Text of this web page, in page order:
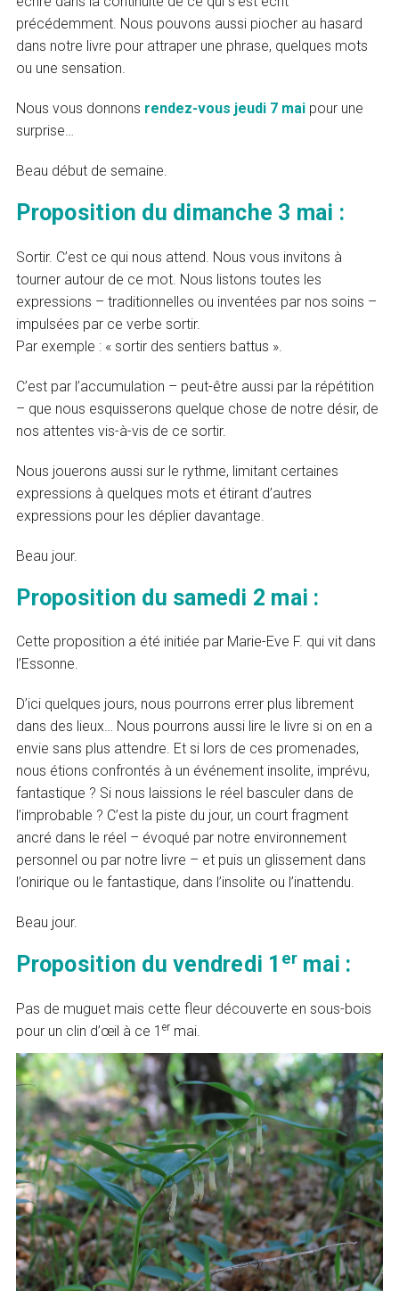
précédemment. Nous pouvons aussi piocher au hasard
dans notre livre pour attraper une phrase, quelques mots
ou une sensation.
Nous vous donnons rendez-vous jeudi 7 mai pour une
surprise…
Beau début de semaine.
Proposition du dimanche 3 mai :
Sortir. C’est ce qui nous attend. Nous vous invitons à
tourner autour de ce mot. Nous listons toutes les
expressions – traditionnelles ou inventées par nos soins –
impulsées par ce verbe sortir.
Par exemple : « sortir des sentiers battus ».
C’est par l’accumulation – peut-être aussi par la répétition
– que nous esquisserons quelque chose de notre désir, de
nos attentes vis-à-vis de ce sortir.
Nous jouerons aussi sur le rythme, limitant certaines
expressions à quelques mots et étirant d’autres
expressions pour les déplier davantage.
Beau jour.
Proposition du samedi 2 mai :
Cette proposition a été initiée par Marie-Eve F. qui vit dans
l’Essonne.
D’ici quelques jours, nous pourrons errer plus librement
dans des lieux… Nous pourrons aussi lire le livre si on en a
envie sans plus attendre. Et si lors de ces promenades,
nous étions confrontés à un événement insolite, imprévu,
fantastique ? Si nous laissions le réel basculer dans de
l’improbable ? C’est la piste du jour, un court fragment
ancré dans le réel – évoqué par notre environnement
personnel ou par notre livre – et puis un glissement dans
l’onirique ou le fantastique, dans l’insolite ou l’inattendu.
Beau jour.
Proposition du vendredi 1 er mai :
Pas de muguet mais cette fleur découverte en sous-bois
pour un clin d’œil à ce 1er mai.